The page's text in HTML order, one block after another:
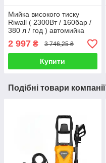
Мийка високого тиску
Riwall ( 2300Вт / 160бар /
380 л / год ) автомийка
2 997 ₴ 3 746,25 ₴
Купити
Подібні товари компанії